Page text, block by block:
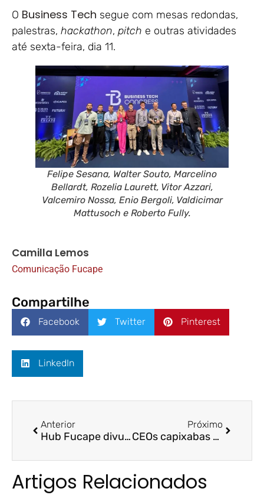
O Business Tech segue com mesas redondas,
palestras, hackathon, pitch e outras atividades
até sexta-feira, dia 11.
Felipe Sesana, Walter Souto, Marcelino
Bellardt, Rozelia Laurett, Vitor Azzari,
Valcemiro Nossa, Enio Bergoli, Valdicimar
Mattusoch e Roberto Fully.
Camilla Lemos
Comunicação Fucape
Compartilhe
Facebook Twitter Pinterest
LinkedIn
Anterior
Hub Fucape divulga edital para seleção para startups
Próximo
CEOs capixabas participam de Fucape Talks no Business Tech
Artigos Relacionados